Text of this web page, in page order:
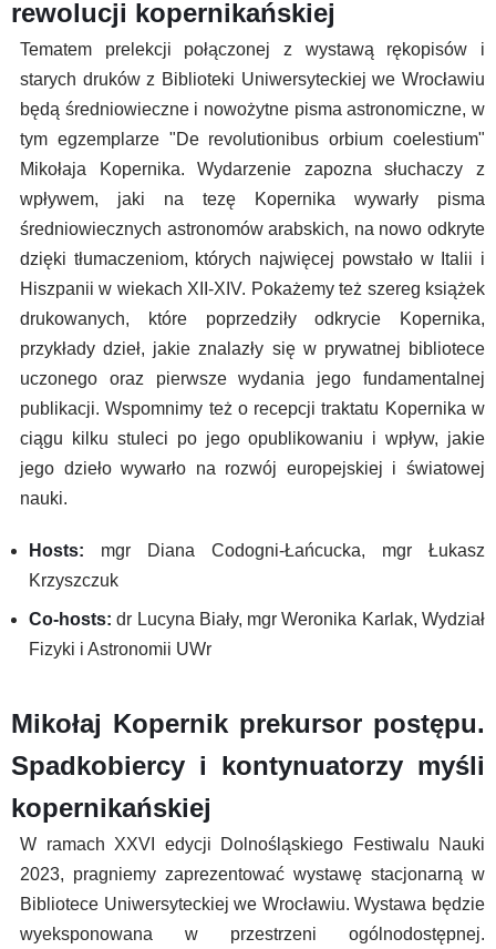
rewolucji kopernikańskiej
Tematem prelekcji połączonej z wystawą rękopisów i
starych druków z Biblioteki Uniwersyteckiej we Wrocławiu
będą średniowieczne i nowożytne pisma astronomiczne, w
tym egzemplarze "De revolutionibus orbium coelestium"
Mikołaja Kopernika. Wydarzenie zapozna słuchaczy z
wpływem, jaki na tezę Kopernika wywarły pisma
średniowiecznych astronomów arabskich, na nowo odkryte
dzięki tłumaczeniom, których najwięcej powstało w Italii i
Hiszpanii w wiekach XII-XIV. Pokażemy też szereg książek
drukowanych, które poprzedziły odkrycie Kopernika,
przykłady dzieł, jakie znalazły się w prywatnej bibliotece
uczonego oraz pierwsze wydania jego fundamentalnej
publikacji. Wspomnimy też o recepcji traktatu Kopernika w
ciągu kilku stuleci po jego opublikowaniu i wpływ, jakie
jego dzieło wywarło na rozwój europejskiej i światowej
nauki.
Hosts: mgr Diana Codogni-Łańcucka, mgr Łukasz
Krzyszczuk
Co-hosts: dr Lucyna Biały, mgr Weronika Karlak, Wydział
Fizyki i Astronomii UWr
Mikołaj Kopernik prekursor postępu.
Spadkobiercy i kontynuatorzy myśli
kopernikańskiej
W ramach XXVI edycji Dolnośląskiego Festiwalu Nauki
2023, pragniemy zaprezentować wystawę stacjonarną w
Bibliotece Uniwersyteckiej we Wrocławiu. Wystawa będzie
wyeksponowana w przestrzeni ogólnodostępnej.